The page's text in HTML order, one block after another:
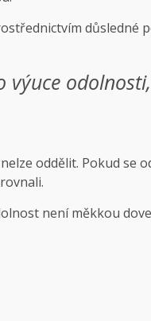
důsledné
výuce
oddělit. Pokud se
není měkkou